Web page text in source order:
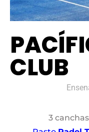
CLUB
3 canchas